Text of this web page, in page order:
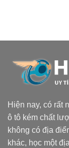
Hiện nay, có rất
ô tô kém chất
không có địa
khác, học một